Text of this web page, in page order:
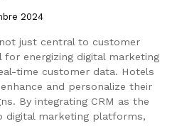
2024
just central to customer
for energizing digital marketing
time customer data. Hotels
and personalize their
By integrating CRM as the
digital marketing platforms,